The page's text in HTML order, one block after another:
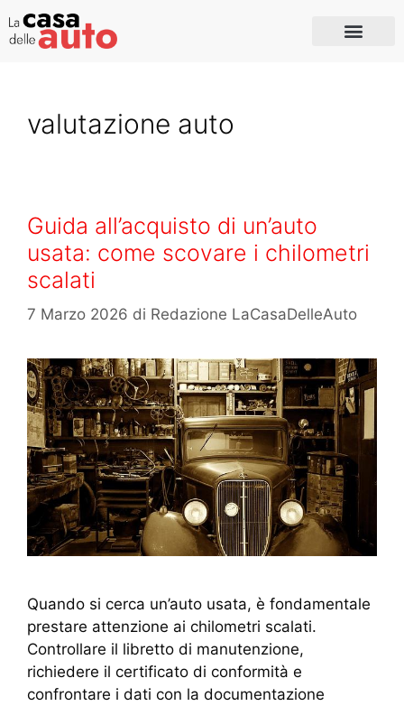
valutazione auto
Guida all’acquisto di un’auto
usata: come scovare i chilometri
scalati
7 Marzo 2026 di Redazione LaCasaDelleAuto
Quando si cerca un’auto usata, è fondamentale
prestare attenzione ai chilometri scalati.
Controllare il libretto di manutenzione,
richiedere il certificato di conformità e
confrontare i dati con la documentazione